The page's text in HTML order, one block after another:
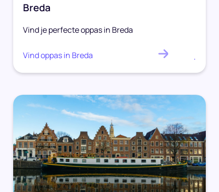
Breda
Vind je perfecte oppas in Breda
Vind oppas in Breda .